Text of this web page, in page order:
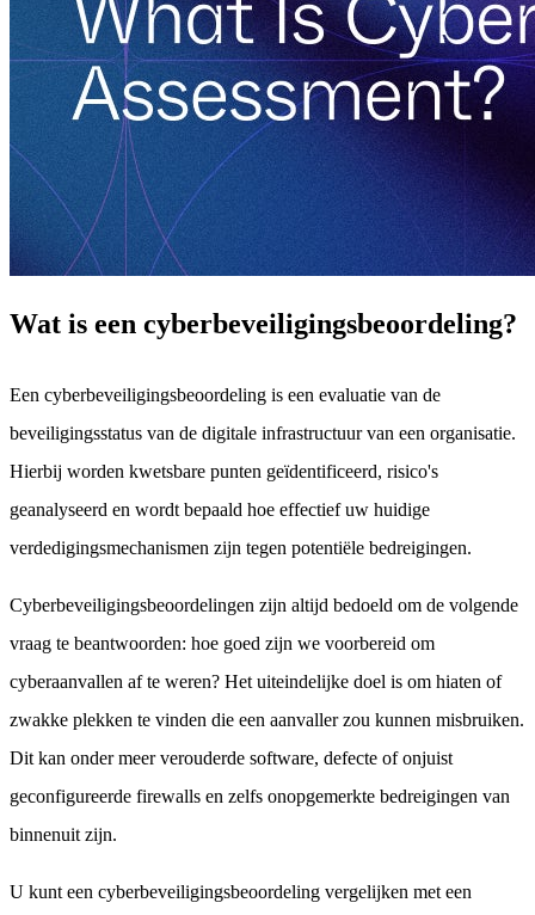
Wat is een cyberbeveiligingsbeoordeling?
Een cyberbeveiligingsbeoordeling is een evaluatie van de
beveiligingsstatus van de digitale infrastructuur van een organisatie.
Hierbij worden kwetsbare punten geïdentificeerd, risico's
geanalyseerd en wordt bepaald hoe effectief uw huidige
verdedigingsmechanismen zijn tegen potentiële bedreigingen.
Cyberbeveiligingsbeoordelingen zijn altijd bedoeld om de volgende
vraag te beantwoorden: hoe goed zijn we voorbereid om
cyberaanvallen af te weren? Het uiteindelijke doel is om hiaten of
zwakke plekken te vinden die een aanvaller zou kunnen misbruiken.
Dit kan onder meer verouderde software, defecte of onjuist
geconfigureerde firewalls en zelfs onopgemerkte bedreigingen van
binnenuit zijn.
U kunt een cyberbeveiligingsbeoordeling vergelijken met een